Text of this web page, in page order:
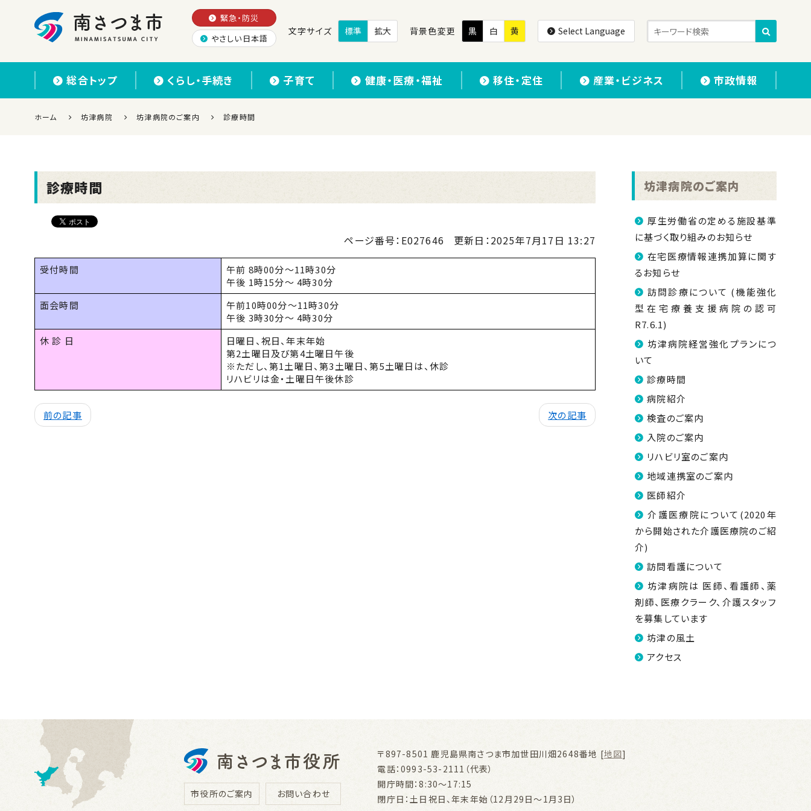
緊急・防災
やさしい日本語
文字サイズ 標準 拡大 背景色変更 黒 白 黄 Select Language
総合トップ くらし・手続き 子育て 健康・医療・福祉 移住・定住 産業・ビジネス 市政情報
ホーム 坊津病院 坊津病院のご案内 診療時間
診療時間
ページ番号：E027646 更新日：2025年7月17日 13:27
受付時間
午前 8時00分～11時30分
午後 1時15分～ 4時30分
面会時間
午前10時00分～11時30分
午後 3時30分～ 4時30分
休 診 日
日曜日、祝日、年末年始
第2土曜日及び第4土曜日午後
※ただし、第1土曜日、第3土曜日、第5土曜日は、休診
リハビリは金・土曜日午後休診
前の記事 次の記事
坊津病院のご案内
厚生労働省の定める施設基準
に基づく取り組みのお知らせ
在宅医療情報連携加算に関す
るお知らせ
訪問診療について (機能強化
型在宅療養支援病院の認可
R7.6.1)
坊津病院経営強化プランにつ
いて
診療時間
病院紹介
検査のご案内
入院のご案内
リハビリ室のご案内
地域連携室のご案内
医師紹介
介護医療院について(2020年
から開始された介護医療院のご紹
介)
訪問看護について
坊津病院は 医師、看護師、薬
剤師、医療クラーク、介護スタッフ
を募集しています
坊津の風土
アクセス
市役所のご案内 お問い合わせ
〒897-8501鹿児島県南さつま市加世田川畑2648番地 [地図]
電話：0993-53-2111（代表）
開庁時間：8:30～17:15
閉庁日：土日祝日、年末年始（12月29日～1月3日）